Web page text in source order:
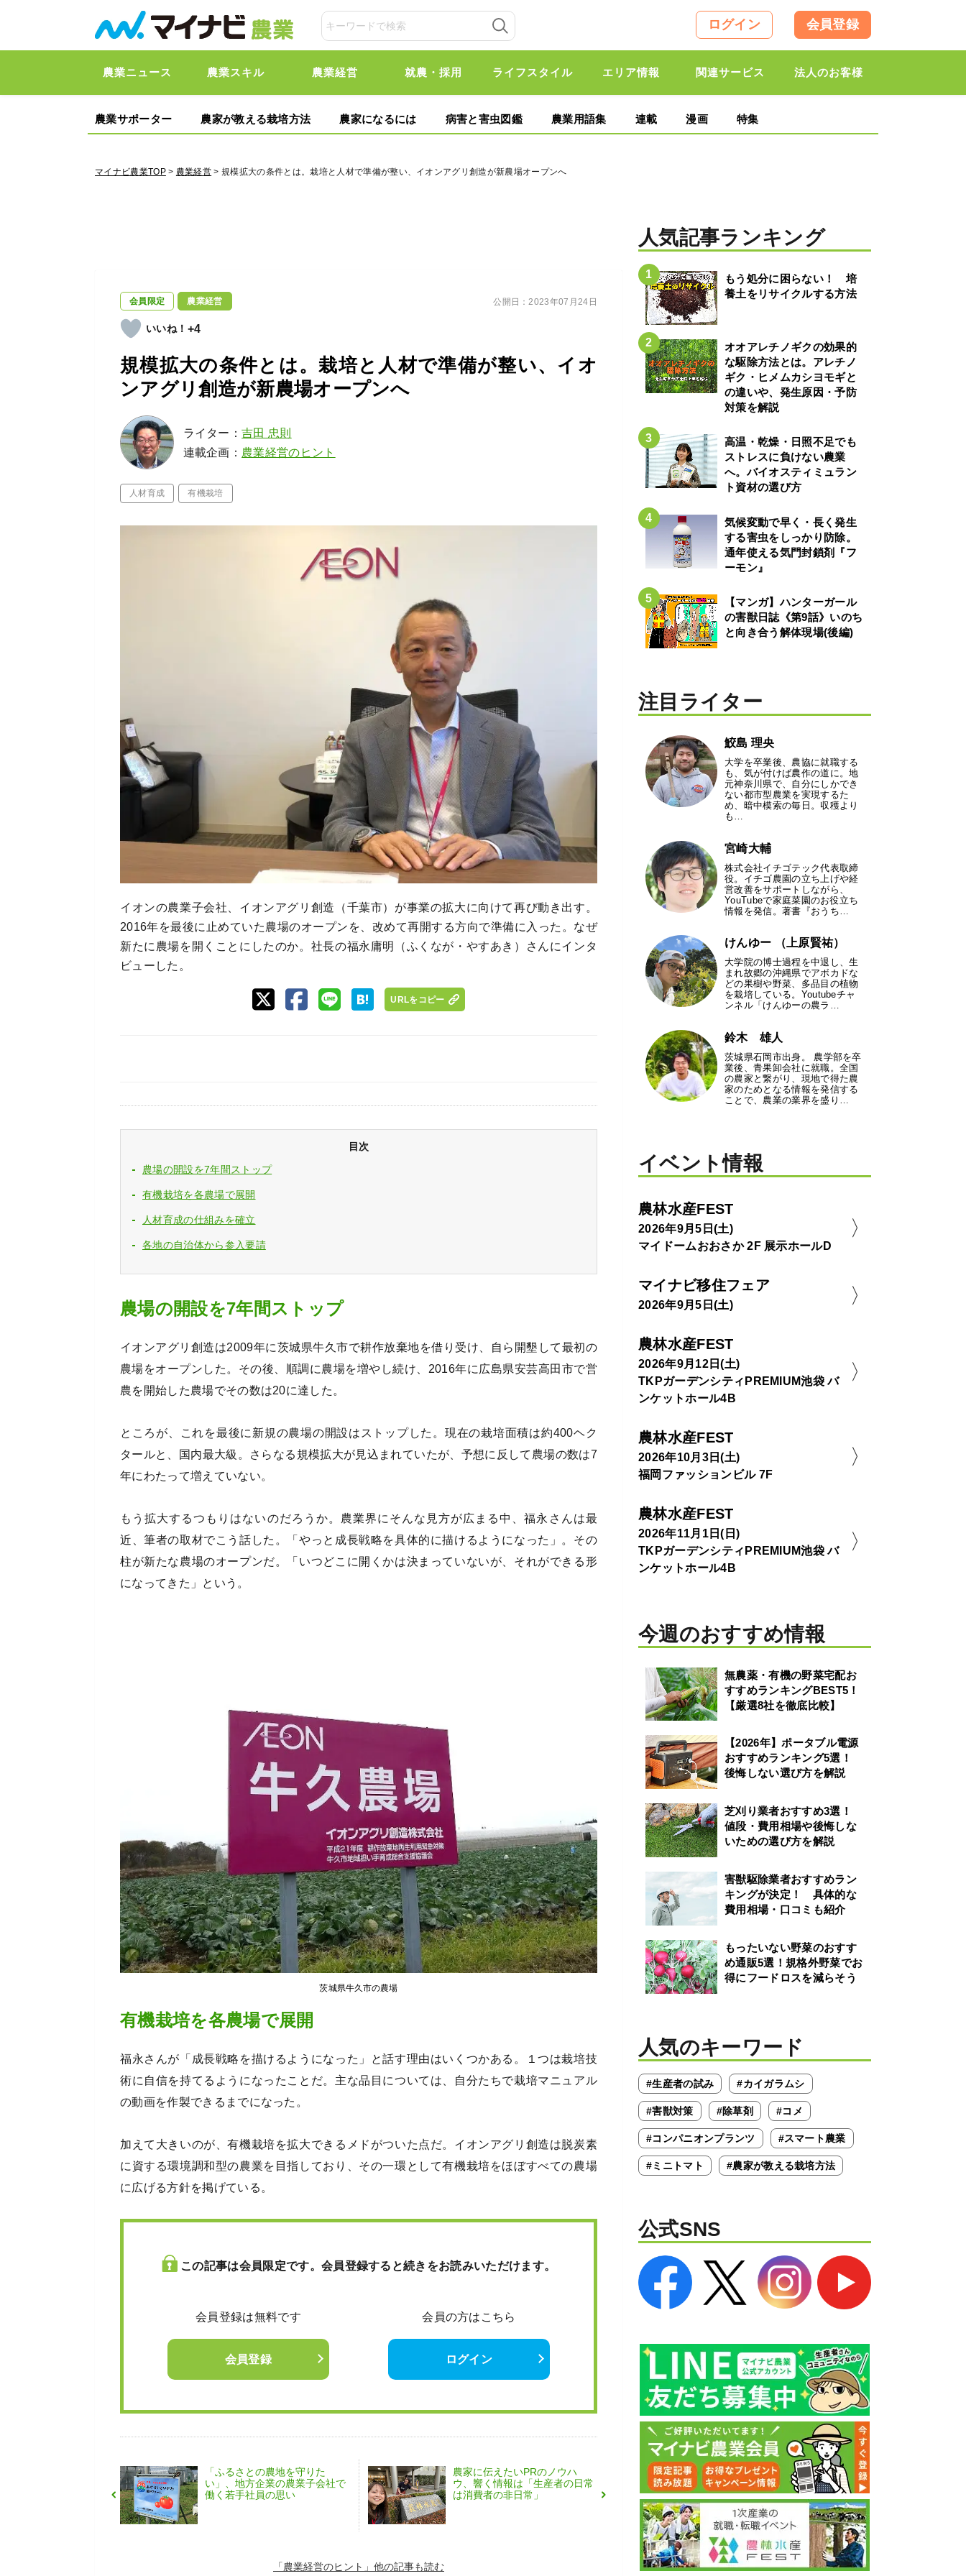
ログイン 会員登録
農業ニュース 農業スキル 農業経営 就農・採用 ライフスタイル エリア情報 関連サービス 法人のお客様
農業サポーター 農家が教える栽培方法 農家になるには 病害と害虫図鑑 農業用語集 連載 漫画 特集
マイナビ農業TOP> 農業経営 > 規模拡大の条件とは。栽培と人材で準備が整い、イオンアグリ創造が新農場オープンへ
会員限定 農業経営
+4
規模拡大の条件とは。栽培と人材で準備が整い、イオ
ンアグリ創造が新農場オープンへ
ライター：吉田 忠則
連載企画： 農業経営のヒント
人材育成 有機栽培
公開日：2023年07月24日
イオンの農業子会社、イオンアグリ創造（千葉市）が事業の拡大に向けて再び動き出す。
2016年を最後に止めていた農場のオープンを、改めて再開する方向で準備に入った。なぜ
新たに農場を開くことにしたのか。社長の福永庸明（ふくなが・やすあき）さんにインタ
ビューした。
URLをコピー
目次
農場の開設を7年間ストップ
有機栽培を各農場で展開
人材育成の仕組みを確立
各地の自治体から参入要請
農場の開設を7年間ストップ
イオンアグリ創造は2009年に茨城県牛久市で耕作放棄地を借り受け、自ら開墾して最初の
農場をオープンした。その後、順調に農場を増やし続け、2016年に広島県安芸高田市で営
農を開始した農場でその数は20に達した。
ところが、これを最後に新規の農場の開設はストップした。現在の栽培面積は約400ヘク
タールと、国内最大級。さらなる規模拡大が見込まれていたが、予想に反して農場の数は7
年にわたって増えていない。
もう拡大するつもりはないのだろうか。農業界にそんな見方が広まる中、福永さんは最
近、筆者の取材でこう話した。「やっと成長戦略を具体的に描けるようになった」。その
柱が新たな農場のオープンだ。「いつどこに開くかは決まっていないが、それができる形
になってきた」という。
茨城県牛久市の農場
有機栽培を各農場で展開
福永さんが「成長戦略を描けるようになった」と話す理由はいくつかある。１つは栽培技
術に自信を持てるようになったことだ。主な品目については、自分たちで栽培マニュアル
の動画を作製できるまでになった。
加えて大きいのが、有機栽培を拡大できるメドがついた点だ。イオンアグリ創造は脱炭素
に資する環境調和型の農業を目指しており、その一環として有機栽培をほぼすべての農場
に広げる方針を掲げている。
この記事は会員限定です。会員登録すると続きをお読みいただけます。
会員登録は無料です
会員登録
会員の方はこちら
ログイン
「ふるさとの農地を守りた
い」、地方企業の農業子会社で
働く若手社員の思い
農家に伝えたいPRのノウハ
ウ、響く情報は「生産者の日常
は消費者の非日常」
「農業経営のヒント」
人気記事ランキング
もう処分に困らない！ 培
養土をリサイクルする方法
オオアレチノギクの効果的
な駆除方法とは。アレチノ
ギク・ヒメムカシヨモギと
の違いや、発生原因・予防
対策を解説
高温・乾燥・日照不足でも
ストレスに負けない農業
へ。バイオスティミュラン
ト資材の選び方
気候変動で早く・長く発生
する害虫をしっかり防除。
通年使える気門封鎖剤『フ
ーモン』
【マンガ】ハンターガール
の害獣日誌《第9話》いのち
と向き合う解体現場(後編)
注目ライター
鮫島 理央
大学を卒業後、農協に就職する
も、気が付けば農作の道に。地
元神奈川県で、自分にしかでき
ない都市型農業を実現するた
め、暗中模索の毎日。収穫より
も…
宮崎大輔
株式会社イチゴテック代表取締
役。イチゴ農園の立ち上げや経
営改善をサポートしながら、
YouTubeで家庭菜園のお役立ち
情報を発信。著書『おうち…
けんゆー （上原賢祐）
大学院の博士過程を中退し、生
まれ故郷の沖縄県でアボカドな
どの果樹や野菜、多品目の植物
を栽培している。Youtubeチャ
ンネル「けんゆーの農ラ…
鈴木 雄人
茨城県石岡市出身。 農学部を卒
業後、青果卸会社に就職。全国
の農家と繋がり、現地で得た農
家のためとなる情報を発信する
ことで、農業の業界を盛り…
イベント情報
農林水産FEST
2026年9月5日(土)
マイドームおおさか 2F 展示ホールD
マイナビ移住フェア
2026年9月5日(土)
農林水産FEST
2026年9月12日(土)
TKPガーデンシティPREMIUM池袋 バ
ンケットホール4B
農林水産FEST
2026年10月3日(土)
福岡ファッションビル 7F
農林水産FEST
2026年11月1日(日)
TKPガーデンシティPREMIUM池袋 バ
ンケットホール4B
今週のおすすめ情報
無農薬・有機の野菜宅配お
すすめランキングBEST5！
【厳選8社を徹底比較】
【2026年】ポータブル電源
おすすめランキング5選！
後悔しない選び方を解説
芝刈り業者おすすめ3選！
値段・費用相場や後悔しな
いための選び方を解説
害獣駆除業者おすすめラン
キングが決定！ 具体的な
費用相場・口コミも紹介
もったいない野菜のおすす
め通販5選！規格外野菜でお
得にフードロスを減らそう
人気のキーワード
#生産者の試み #カイガラムシ
#害獣対策 #除草剤 #コメ
#コンパニオンプランツ #スマート農業
#ミニトマト #農家が教える栽培方法
公式SNS